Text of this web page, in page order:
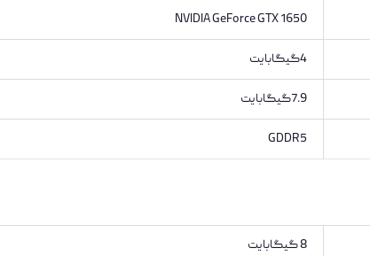
NVIDIA GeForce GTX 1650
4گیگابایت
7.9گیگابایت
GDDR5
8 گیگابایت